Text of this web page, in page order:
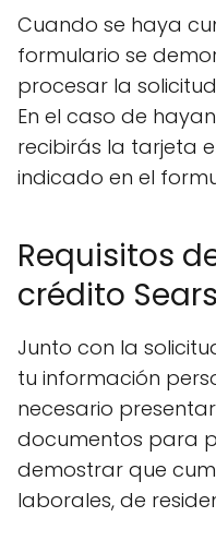
Cuando se haya
formulario se
procesar la
En el caso de
recibirás la tarjeta
indicado en el
Requisitos
crédito Sears
Junto con la
tu información
necesario
documentos para
demostrar que
laborales, de